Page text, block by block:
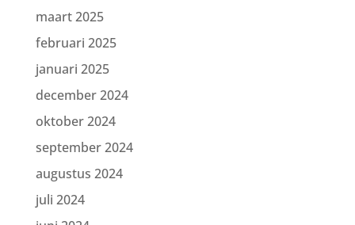
maart 2025
februari 2025
januari 2025
december 2024
oktober 2024
september 2024
augustus 2024
juli 2024